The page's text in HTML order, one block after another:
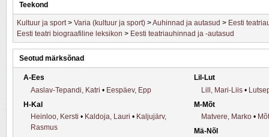
Teekond
Kultuur ja sport> Varia (kultuur ja sport) >Auhinnad ja autasud > Eesti
Eesti teatri biograafiline leksikon > Eesti teatriauhinnad ja -autasud
Seotud märksõnad
A-Ees
Aaslav-Tepandi, Katri • Eespäev, Epp
H-Kal
Heinloo, Kersti • Kaldoja, Lauri • Kaljujärv,
Rasmus
Lil-Lut
Lill, Mari-Liis •
M-Mõt
Matvere, Marko •
Mä-Nõl